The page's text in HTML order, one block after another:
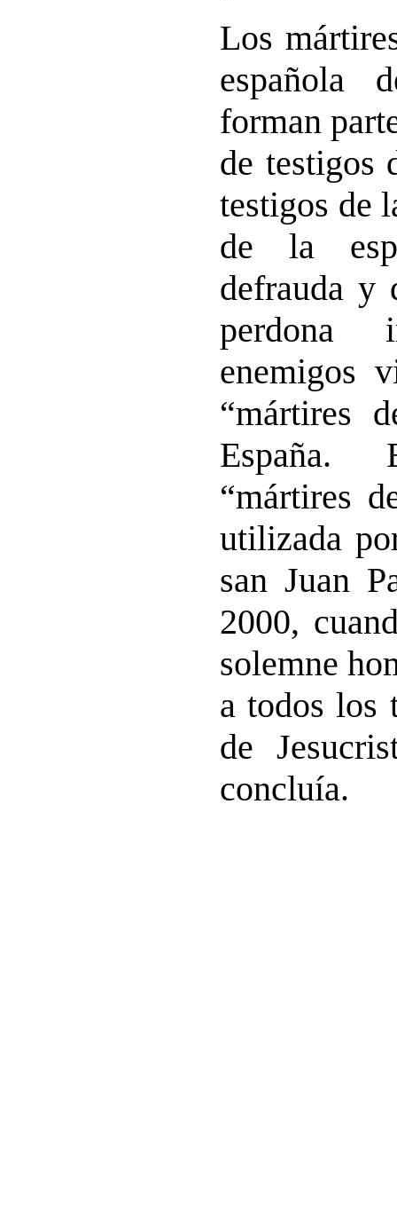
Los
española
forman
de testigos
testigos de
de la
defrauda y
enemigos
“mártires
España.
“mártires
utilizada
san Juan
2000,
solemne
a todos los
de
concluía.